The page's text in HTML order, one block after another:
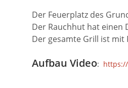
Der Feuerplatz des
Der Rauchhut hat einen
Der gesamte Grill ist mit
Aufbau Video: